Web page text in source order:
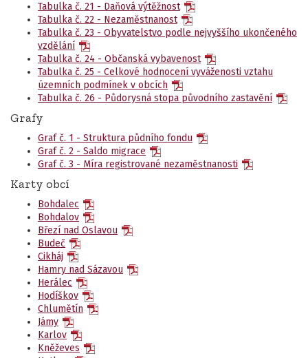
Tabulka č. 21 - Daňová výtěžnost
Tabulka č. 22 - Nezaměstnanost
Tabulka č. 23 - Obyvatelstvo podle nejvyššího ukončeného
vzdělání
Tabulka č. 24 - Občanská vybavenost
Tabulka č. 25 - Celkové hodnocení vyváženosti vztahu
územních podmínek v obcích
Tabulka č. 26 - Půdorysná stopa původního zastavění
Grafy
Graf č. 1 - Struktura půdního fondu
Graf č. 2 - Saldo migrace
Graf č. 3 - Míra registrované nezaměstnanosti
Karty obcí
Bohdalec
Bohdalov
Březí nad Oslavou
Budeč
Cikháj
Hamry nad Sázavou
Herálec
Hodíškov
Chlumětín
Jámy
Karlov
Kněževes